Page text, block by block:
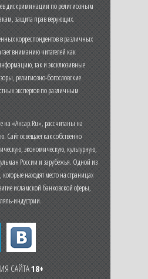
дискриминации по религиозным
защита прав верующих.
корреспондентов в различных
вниманию читателей как
так и эксклюзивные
религиозно-богословские
экспертов по различным
«Ансар.Ru», рассчитаны на
Сайт освещает как собственно
экономическую, культурную,
России и зарубежья. Одной из
находят место на страницах
исламской банковской сферы,
индустрии.
САЙТА18+